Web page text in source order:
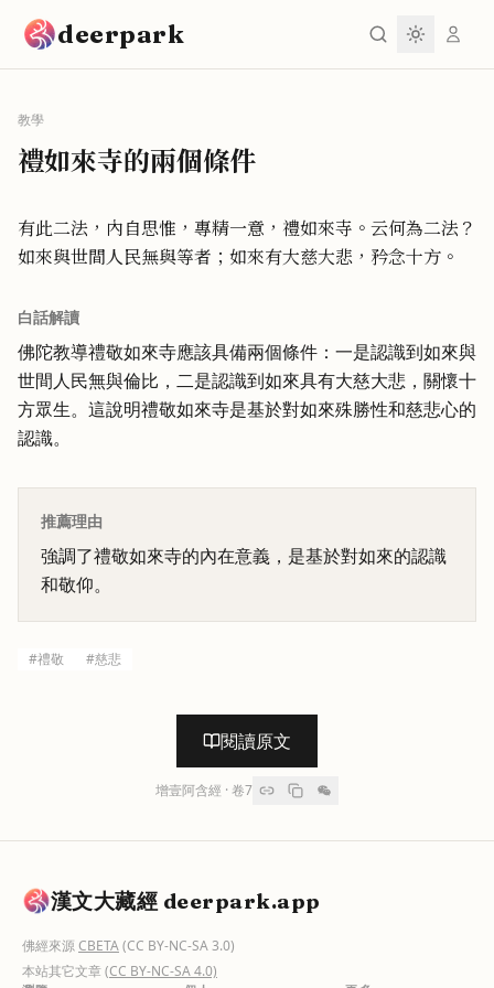
deerpark
教學
禮如來寺的兩個條件
有此二法，內自思惟，專精一意，禮如來寺。云何為二法？
如來與世間人民無與等者；如來有大慈大悲，矜念十方。
白話解讀
佛陀教導禮敬如來寺應該具備兩個條件：一是認識到如來與
世間人民無與倫比，二是認識到如來具有大慈大悲，關懷十
方眾生。這說明禮敬如來寺是基於對如來殊勝性和慈悲心的
認識。
推薦理由
強調了禮敬如來寺的內在意義，是基於對如來的認識
和敬仰。
#禮敬 #慈悲
閱讀原文
增壹阿含經 · 卷7
漢文大藏經 deerpark.app
佛經來源CBETA(CC BY-NC-SA 3.0)
本站其它文章(CC BY-NC-SA 4.0)